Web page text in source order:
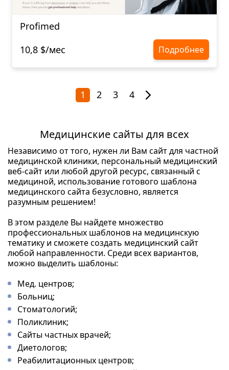
Profimed
10,8 $/мес
Подробнее
1 2 3 4
Медицинские сайты для всех
Независимо от того, нужен ли Вам сайт для частной
медицинской клиники, персональный медицинский
веб-сайт или любой другой ресурс, связанный с
медициной, использование готового шаблона
медицинского сайта безусловно, является
разумным решением!
В этом разделе Вы найдете множество
профессиональных шаблонов на медицинскую
тематику и сможете создать медицинский сайт
любой направленности. Среди всех вариантов,
можно выделить шаблоны:
Мед. центров;
Больниц;
Стоматологий;
Поликлиник;
Сайты частных врачей;
Диетологов;
Реабилитационных центров;